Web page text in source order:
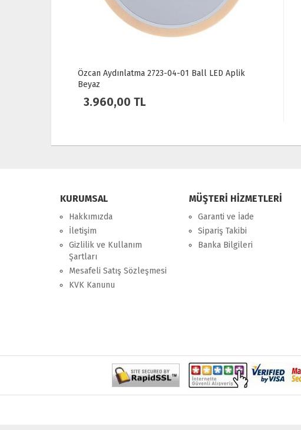
Özcan Aydınlatma 2723-05-01 Step LED Dikey
Okuma Lambalı Aplik Beyaz
5.580,00 TL
KURUMSAL
Hakkımızda
İletişim
Gizlilik ve Kullanım
Şartları
Mesafeli Satış Sözleşmesi
KVK Kanunu
MÜŞTERİ HİZMETLERİ
Garanti ve İade
Sipariş Takibi
Banka Bilgileri